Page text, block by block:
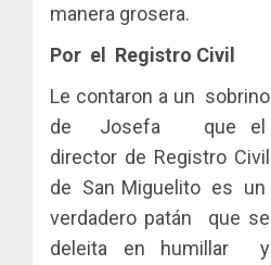
manera grosera.
Por el Registro Civil
Le contaron a un sobrino
de Josefa que el
director de Registro Civil
de San Miguelito es un
verdadero patán que se
deleita en humillar y